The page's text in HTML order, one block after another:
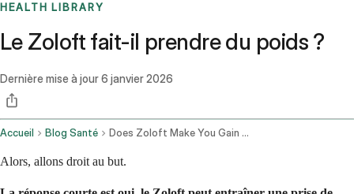
HEALTH LIBRARY
Le Zoloft fait-il prendre du poids ?
Dernière mise à jour6 janvier 2026
Accueil Blog Santé Does Zoloft Make You Gain Weight
Alors, allons droit au but.